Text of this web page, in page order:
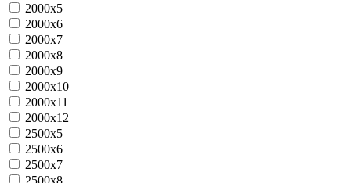
2000х5
2000х6
2000х7
2000х8
2000х9
2000х10
2000х11
2000х12
2500х5
2500х6
2500х7
2500х8